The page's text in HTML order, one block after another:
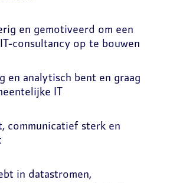
en gemotiveerd om een
consultancy op te bouwen
en analytisch bent en graag
IT
communicatief sterk en
in datastromen,